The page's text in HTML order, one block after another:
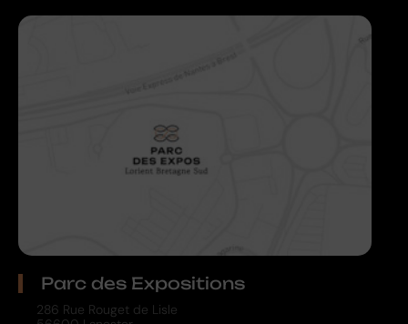
Parc des Expositions
286 Rue Rouget de Lisle